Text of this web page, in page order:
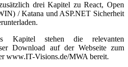
drei Kapitel zu React, Open
/ Katana und ASP.NET Sicherheit
Kapitel stehen die relevanten
Download auf der Webseite zum
www.IT-Visions.de/MWA bereit.